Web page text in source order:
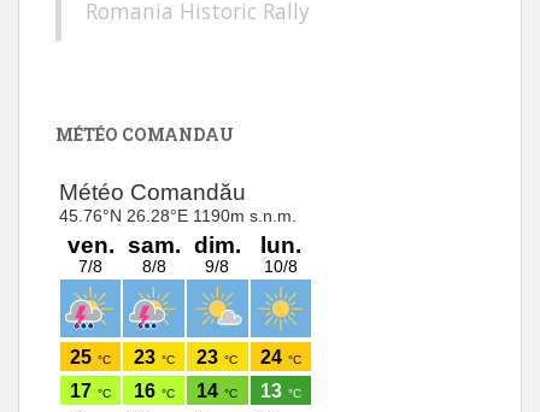
Romania Historic Rally
MÉTÉO COMANDAU